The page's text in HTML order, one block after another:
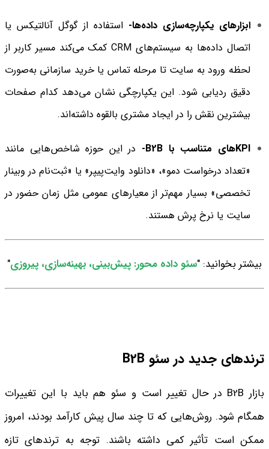
ابزارهای یکپارچه‌سازی داده‌ها- استفاده از گوگل آنالتیکس یا
اتصال داده‌ها به سیستم‌های CRM کمک می‌کند مسیر کاربر از
لحظه ورود به سایت تا مرحله تماس یا خرید سازمانی به‌صورت
دقیق ردیابی شود. این یکپارچگی نشان می‌دهد کدام صفحات
بیشترین نقش را در ایجاد مشتری بالقوه داشته‌اند.
KPIهای متناسب با B2B-
در این حوزه شاخص‌هایی مانند
«تعداد درخواست دمو»، «دانلود وایت‌پیپر» یا «ثبت‌نام در وبینار
تخصصی» بسیار مهم‌تر از معیارهای عمومی مثل زمان حضور در
سایت یا نرخ پرش هستند.
بیشتر بخوانید: "سئو داده محور: پیش‌بینی، بهینه‌سازی، پیروزی"
ترندهای جدید در سئو B2B
بازار B2B در حال تغییر است و سئو هم باید با این تغییرات
همگام شود. روش‌هایی که تا چند سال پیش کارآمد بودند، امروز
ممکن است تأثیر کمی داشته باشند. توجه به ترندهای تازه